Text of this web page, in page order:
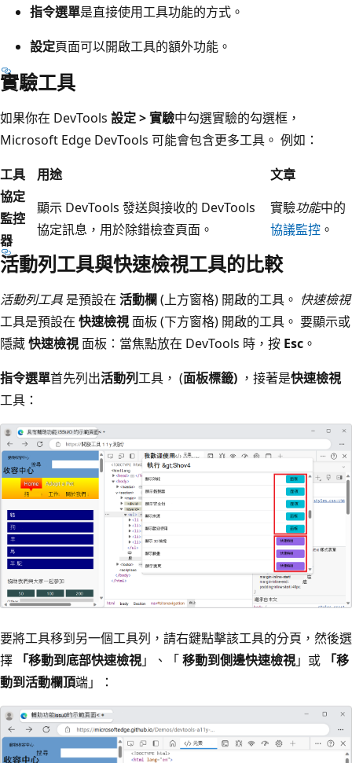
指令選單是直接使用工具功能的方式。
設定頁面可以開啟工具的額外功能。
實驗工具
如果你在 DevTools 設定 > 實驗中勾選實驗的勾選框，
Microsoft Edge DevTools 可能會包含更多工具。 例如：
工具
用途
文章
協定
監控
器
顯示 DevTools 發送與接收的 DevTools
協定訊息，用於除錯檢查頁面。
實驗功能中的
協議監控 。
活動列工具與快速檢視工具的比較
活動列工具 是預設在 活動欄(上方窗格) 開啟的工具。 快速檢視
工具是預設在 快速檢視 面板 (下方窗格) 開啟的工具。 要顯示或
隱藏快速檢視 面板：當焦點放在 DevTools 時，按 Esc 。
指令選單首先列出活動列工具， (面板標籤) ，接著是快速檢視
工具：
要將工具移到另一個工具列，請右鍵點擊該工具的分頁，然後選
擇
「移動到底部快速檢視」、「移動到側邊快速檢視」或
「移
動到活動欄頂端」：